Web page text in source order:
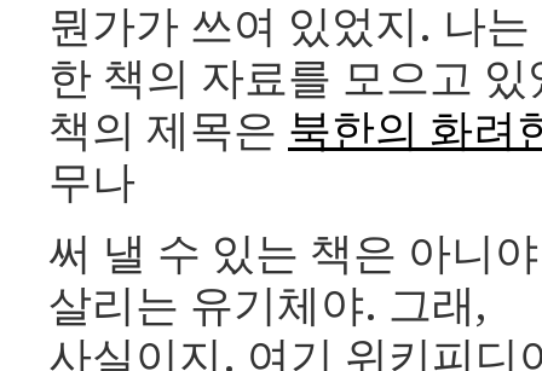
뭔가가 쓰여 있었지. 나
한 책의 자료를 모으고 있
책의 제목은 북한의 화려
무나
써 낼 수 있는 책은 아니
살리는 유기체야. 그래,
사실이지. 여기 위키피디